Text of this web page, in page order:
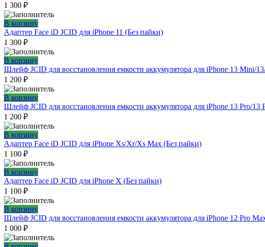
1 300 ₽
В корзину
Адаптер Face iD JCID для iPhone 11 (Без пайки)
1 300 ₽
В корзину
Шлейф JCID для восстановления емкости аккумулятора для iPhone 13 Mini/
1 200 ₽
В корзину
Шлейф JCID для восстановления емкости аккумулятора для iPhone 13 Pro/13
1 200 ₽
В корзину
Адаптер Face iD JCID для iPhone Xs/Xr/Xs Max (Без пайки)
1 100 ₽
В корзину
Адаптер Face iD JCID для iPhone X (Без пайки)
1 100 ₽
В корзину
Шлейф JCID для восстановления емкости аккумулятора для iPhone 12 Pro
1 000 ₽